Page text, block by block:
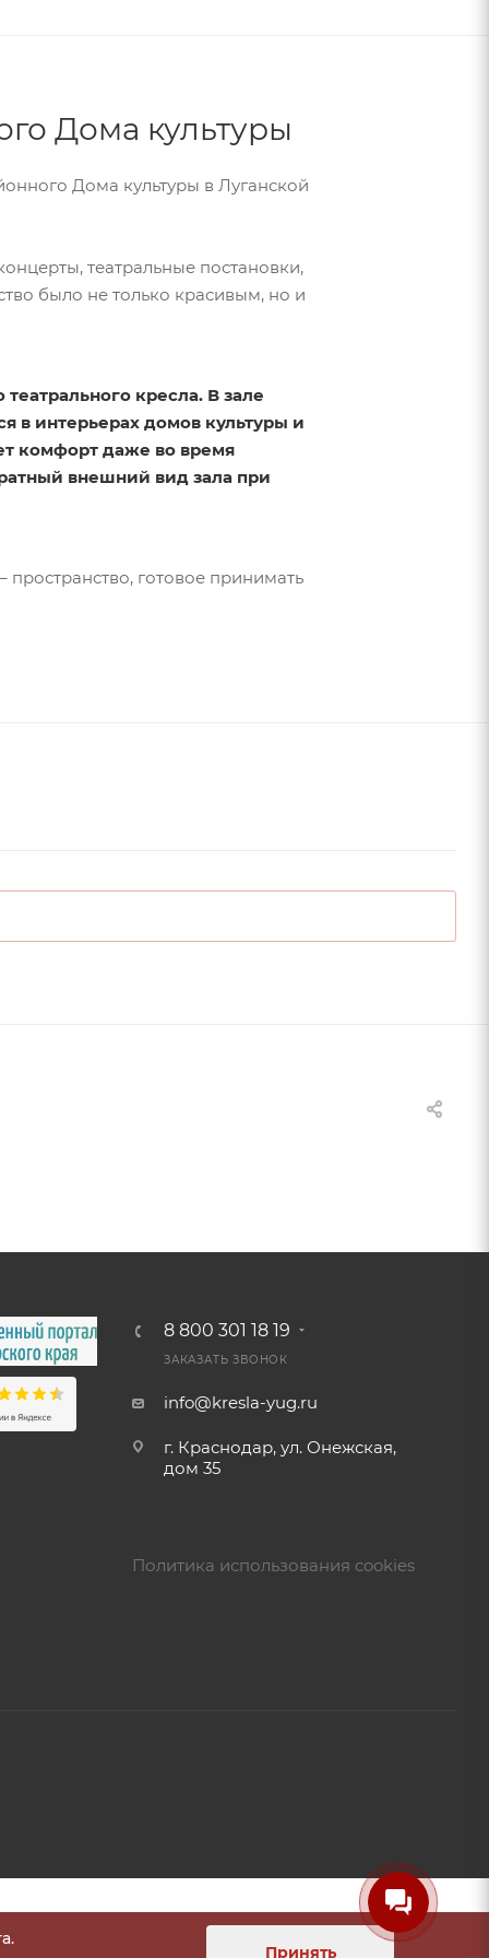
Дома культуры
Дома культуры в Луганской
театральные постановки,
было не только красивым, но и
кресла. В зале
в интерьерах домов культуры и
комфорт даже во время
внешний вид зала при
готовое принимать
8 800 301 18 19
ЗАКАЗАТЬ ЗВОНОК
info@kresla-yug.ru
г. Краснодар, ул. Онежская,
дом 35
Политика использования cookies
Принять